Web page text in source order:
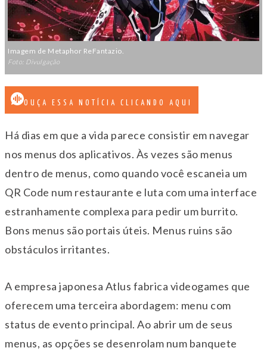
Imagem de Metaphor ReFantazio.
Foto: Divulgação
OUÇA ESSA NOTÍCIA CLICANDO AQUI
Há dias em que a vida parece consistir em navegar
nos menus dos aplicativos. Às vezes são menus
dentro de menus, como quando você escaneia um
QR Code num restaurante e luta com uma interface
estranhamente complexa para pedir um burrito.
Bons menus são portais úteis. Menus ruins são
obstáculos irritantes.
A empresa japonesa Atlus fabrica videogames que
oferecem uma terceira abordagem: menu com
status de evento principal. Ao abrir um de seus
menus, as opções se desenrolam num banquete